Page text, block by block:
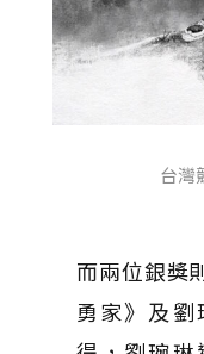
台灣
而兩位銀獎
勇家》及